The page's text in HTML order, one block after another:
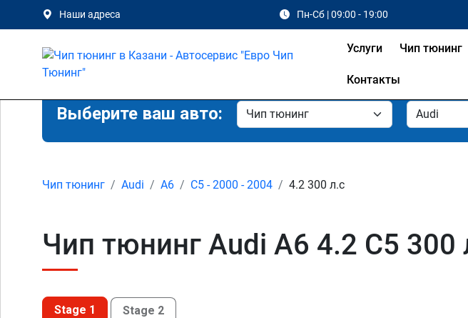
Наши адреса Пн-Сб | 09:00 - 19:00
Услуги Чип тюнинг
Контакты
Выберите ваш авто:
Чип тюнинг Audi A6 C5 - 2000 - 2004 4.2 300 л.с
Чип тюнинг Audi A6 4.2 C5 300
Stage 1 Stage 2